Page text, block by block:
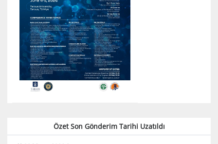
Özet Son Gönderim Tarihi Uzatıldı